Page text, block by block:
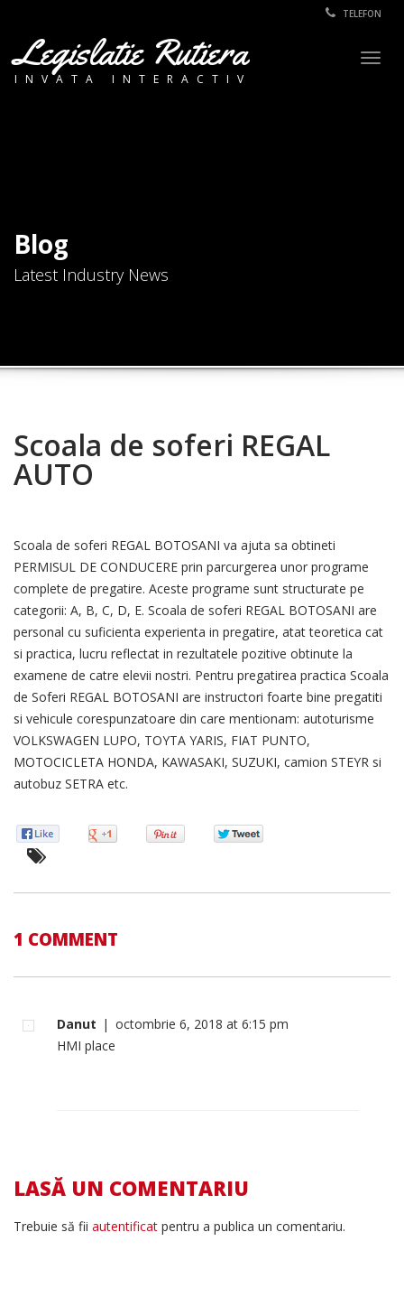
TELEFON
Legislatie Rutiera
INVATA INTERACTIV
Blog
Latest Industry News
Scoala de soferi REGAL
AUTO
Scoala de soferi REGAL BOTOSANI va ajuta sa obtineti
PERMISUL DE CONDUCERE prin parcurgerea unor programe
complete de pregatire. Aceste programe sunt structurate pe
categorii: A, B, C, D, E. Scoala de soferi REGAL BOTOSANI are
personal cu suficienta experienta in pregatire, atat teoretica cat
si practica, lucru reflectat in rezultatele pozitive obtinute la
examene de catre elevii nostri. Pentru pregatirea practica Scoala
de Soferi REGAL BOTOSANI are instructori foarte bine pregatiti
si vehicule corespunzatoare din care mentionam: autoturisme
VOLKSWAGEN LUPO, TOYTA YARIS, FIAT PUNTO,
MOTOCICLETA HONDA, KAWASAKI, SUZUKI, camion STEYR si
autobuz SETRA etc.
1 COMMENT
Danut | octombrie 6, 2018 at 6:15 pm
HMI place
LASĂ UN COMENTARIU
Trebuie să fii autentificat pentru a publica un comentariu.